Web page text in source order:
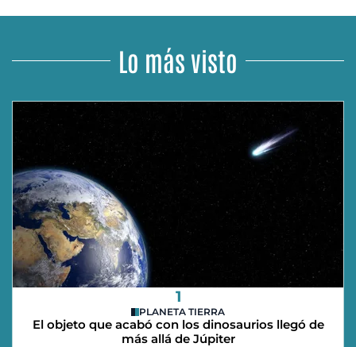
Lo más visto
1
PLANETA TIERRA
El objeto que acabó con los dinosaurios llegó de
más allá de Júpiter